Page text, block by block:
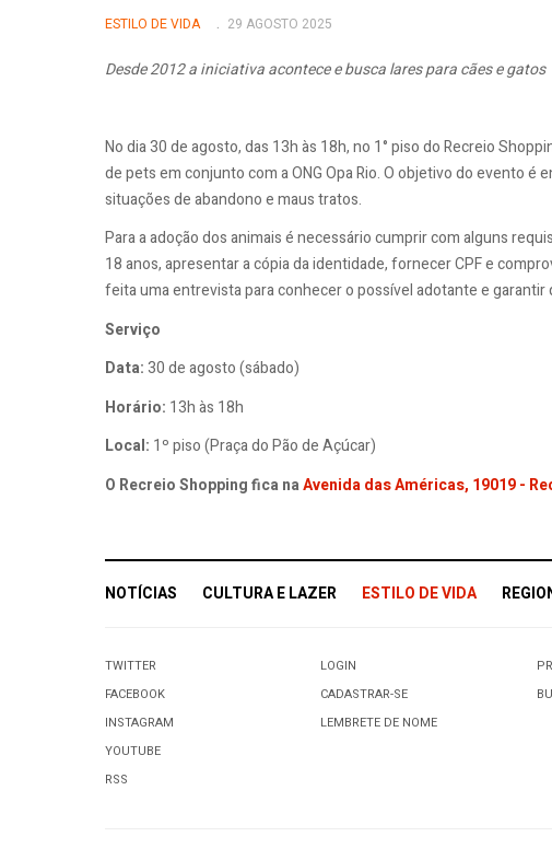
ESTILO DE VIDA 29 AGOSTO 2025
Desde 2012 a iniciativa acontece e busca lares para cães e gatos
No dia 30 de agosto, das 13h às 18h, no 1° piso do Recreio
de pets em conjunto com a ONG Opa Rio. O objetivo do evento é
situações de abandono e maus tratos.
Para a adoção dos animais é necessário cumprir com alguns
18 anos, apresentar a cópia da identidade, fornecer CPF e
feita uma entrevista para conhecer o possível adotante e
Serviço
Data:30 de agosto (sábado)
Horário: 13h às 18h
Local: 1º piso (Praça do Pão de Açúcar)
O Recreio Shopping fica naAvenida das Américas, 19019 -
NOTÍCIAS CULTURA E LAZER ESTILO DE VIDA
TWITTER
FACEBOOK
INSTAGRAM
YOUTUBE
RSS
LOGIN
CADASTRAR-SE
LEMBRETE DE NOME